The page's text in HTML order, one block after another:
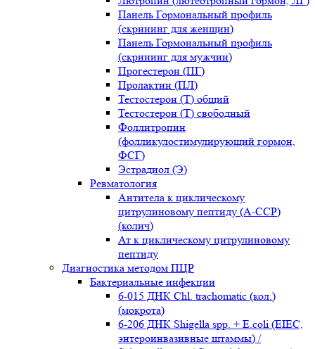
Панель Гормональный профиль
(скрининг для женщин)
Панель Гормональный профиль
(скрининг для мужчин)
Прогестерон (ПГ)
Пролактин (ПЛ)
Тестостерон (Т) общий
Тестостерон (Т) свободный
Фоллитропин
(фолликулостимулирующий гормон,
ФСГ)
Эстрадиол (Э)
Ревматология
Антитела к циклическому
цитрулиновому пептиду (A-ССР)
(колич)
Ат к циклическому цитрулиновому
пептиду
Диагностика методом ПЦР
Бактериальные инфекции
6-015 ДНК Chl. trachomatic (кол.)
(мокрота)
6-206 ДНК Shigella spp. + E.coli (EIEC,
энтероинвазивные штаммы) /